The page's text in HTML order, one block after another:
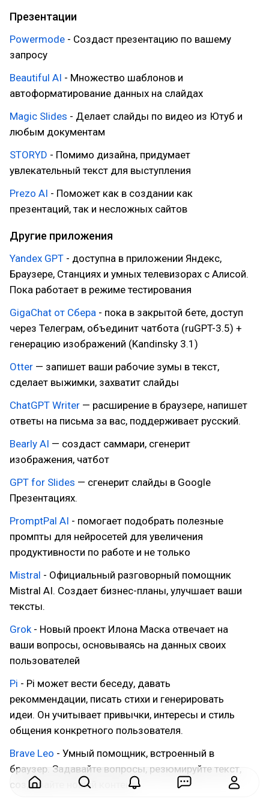
Презентации
Powermode - Создаст презентацию по вашему
запросу
Beautiful AI - Множество шаблонов и
автоформатирование данных на слайдах
Magic Slides - Делает слайды по видео из Ютуб и
любым документам
STORYD - Помимо дизайна, придумает
увлекательный текст для выступления
Prezo AI - Поможет как в создании как
презентаций, так и несложных сайтов
Другие приложения
Yandex GPT - доступна в приложении Яндекс,
Браузере, Станциях и умных телевизорах с Алисой.
Пока работает в режиме тестирования
GigaChat от Сбера - пока в закрытой бете, доступ
через Телеграм, объединит чатбота (ruGPT-3.5) +
генерацию изображений (Kandinsky 3.1)
Otter — запишет ваши рабочие зумы в текст,
сделает выжимки, захватит слайды
ChatGPT Writer — расширение в браузере, напишет
ответы на письма за вас, поддерживает русский.
Bearly AI — создаст саммари, сгенерит
изображения, чатбот
GPT for Slides — сгенерит слайды в Google
Презентациях.
PromptPal AI - помогает подобрать полезные
промпты для нейросетей для увеличения
продуктивности по работе и не только
Mistral - Официальный разговорный помощник
Mistral AI. Cоздает бизнес-планы, улучшает ваши
тексты.
Grok- Новый проект Илона Маска отвечает на
ваши вопросы, основываясь на данных своих
пользователей
Pi - Pi может вести беседу, давать
рекоммендации, писать стихи и генерировать
идеи. Он учитывает привычки, интересы и стиль
общения конкретного пользователя.
Brave Leo - Умный помощник, встроенный в
браузер. Задавайте вопросы, резюмируйте текст,
создавайте новый контент.